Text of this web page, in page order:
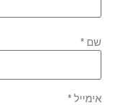
שם*
אימייל*